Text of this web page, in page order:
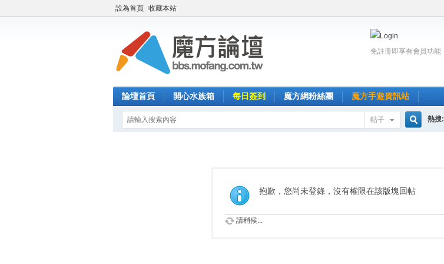
設為首頁 收藏本站
免註冊即享有會員功能
論壇首頁 開心水族箱 每日簽到 魔方網粉絲團 魔方手遊資訊站
帖子
索
熱搜:
抱歉，您尚未登錄，沒有權限在該版塊回帖
請稍候...